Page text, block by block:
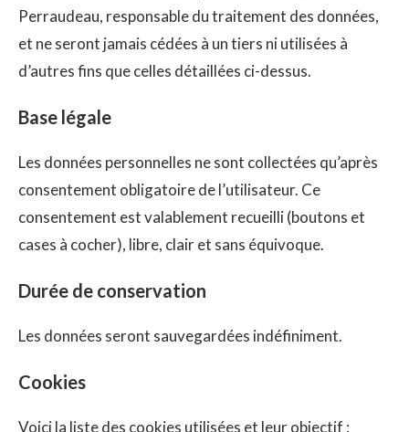
Perraudeau, responsable du traitement des données,
et ne seront jamais cédées à un tiers ni utilisées à
d’autres fins que celles détaillées ci-dessus.
Base légale
Les données personnelles ne sont collectées qu’après
consentement obligatoire de l’utilisateur. Ce
consentement est valablement recueilli (boutons et
cases à cocher), libre, clair et sans équivoque.
Durée de conservation
Les données seront sauvegardées indéfiniment.
Cookies
Voici la liste des cookies utilisées et leur objectif :